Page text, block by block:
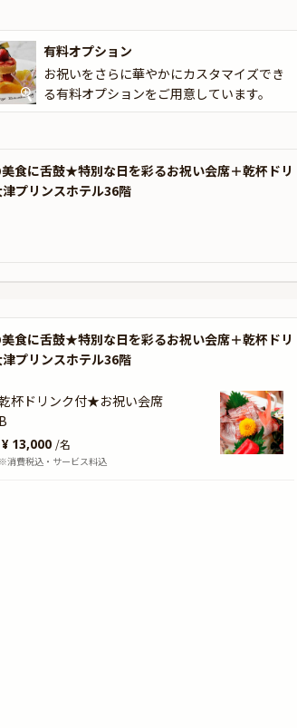
有料オプション
お祝いをさらに華やかにカスタマイズでき
る有料オプションをご用意しています。
食に舌鼓★特別な日を彩るお祝い会席＋乾杯ドリ
プリンスホテル36階
食に舌鼓★特別な日を彩るお祝い会席＋乾杯ドリ
プリンスホテル36階
杯ドリンク付★お祝い会席
B
¥ 13,000 /名
※消費税込・サービス料込